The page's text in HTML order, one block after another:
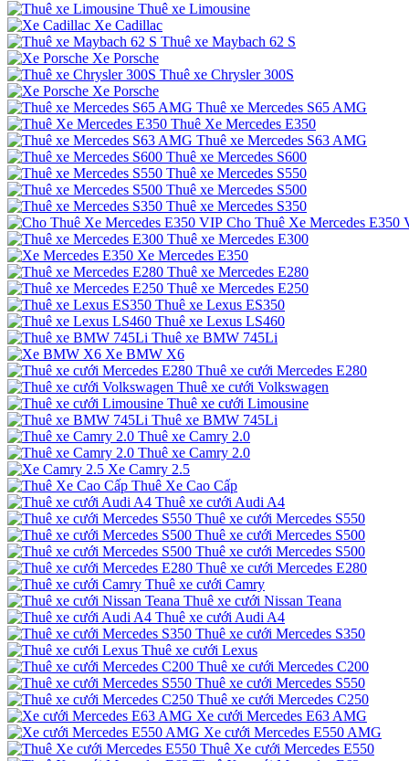
Thuê xe Limousine
Xe Cadillac
Thuê xe Maybach 62 S
Xe Porsche
Thuê xe Chrysler 300S
Xe Porsche
Thuê xe Mercedes S65 AMG
Thuê Xe Mercedes E350
Thuê xe Mercedes S63 AMG
Thuê xe Mercedes S600
Thuê xe Mercedes S550
Thuê xe Mercedes S500
Thuê xe Mercedes S350
Cho Thuê Xe Mercedes E350
Thuê xe Mercedes E300
Xe Mercedes E350
Thuê xe Mercedes E280
Thuê xe Mercedes E250
Thuê xe Lexus ES350
Thuê xe Lexus LS460
Thuê xe BMW 745Li
Xe BMW X6
Thuê xe cưới Mercedes E280
Thuê xe cưới Volkswagen
Thuê xe cưới Limousine
Thuê xe BMW 745Li
Thuê xe Camry 2.0
Thuê xe Camry 2.0
Xe Camry 2.5
Thuê Xe Cao Cấp
Thuê xe cưới Audi A4
Thuê xe cưới Mercedes S550
Thuê xe cưới Mercedes S500
Thuê xe cưới Mercedes S500
Thuê xe cưới Mercedes E280
Thuê xe cưới Camry
Thuê xe cưới Nissan Teana
Thuê xe cưới Audi A4
Thuê xe cưới Mercedes S350
Thuê xe cưới Lexus
Thuê xe cưới Mercedes C200
Thuê xe cưới Mercedes S550
Thuê xe cưới Mercedes C250
Xe cưới Mercedes E63 AMG
Xe cưới Mercedes E550 AMG
Thuê Xe cưới Mercedes E550